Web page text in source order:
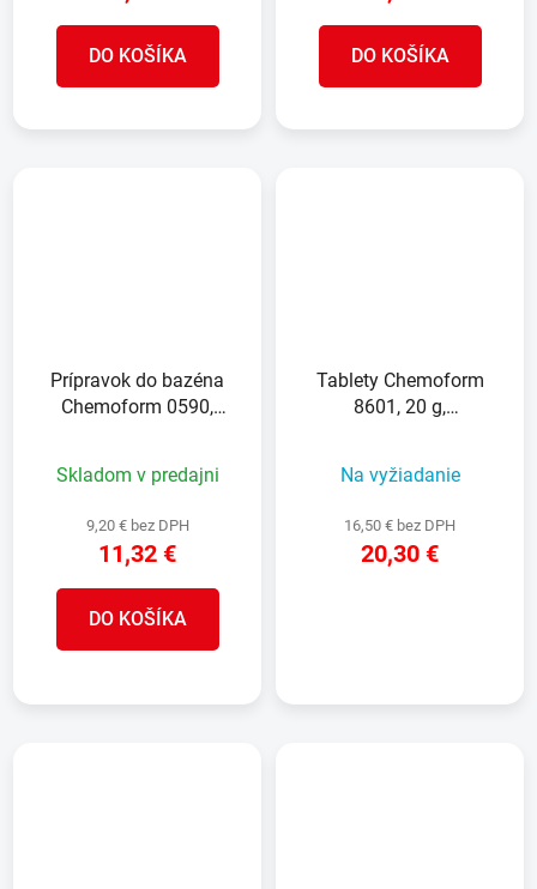
DO KOŠÍKA DO KOŠÍKA
Prípravok do bazéna
Chemoform 0590,
Skladom v predajni
9,20 € bez DPH
11,32 €
DO KOŠÍKA
Tablety Chemoform
8601, 20 g,
kg
Na vyžiadanie
16,50 € bez DPH
20,30 €